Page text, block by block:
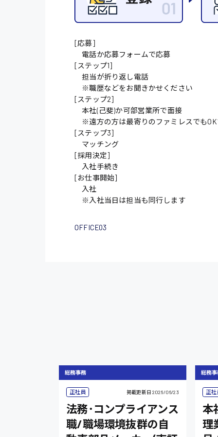
施設管理・整備
[応募]
電話か応募フォームで応募
[ステップ1]
担当が折り返し電話
※職歴などをお聞きかせください
[ステップ2]
本社(己斐)か可部営業所で面接
※遠方の方は最寄りのファミレスでも
[ステップ3]
マッチング
[採用決定]
入社手続き
[お仕事開始]
入社
※入社当日は担当も同行します
OFFICE03
総務事務
正社員 掲載更新日 2026/06/23
法務･コンプライアンス
職/職場環境抜群の自
総務
正社
本
理